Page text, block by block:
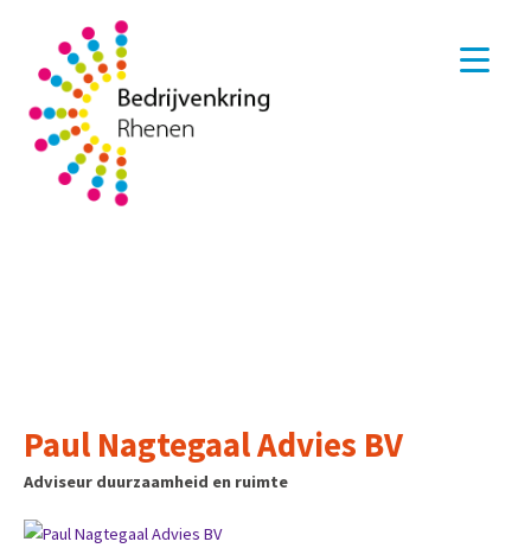
Paul Nagtegaal Advies BV
Adviseur duurzaamheid en ruimte